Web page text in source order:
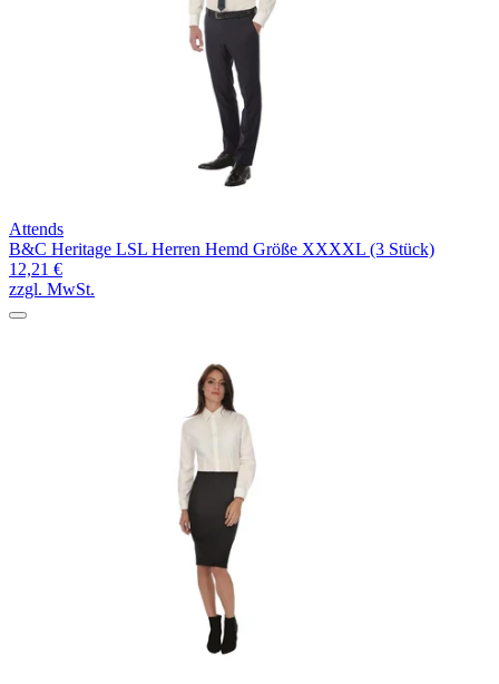
Attends
B&C Heritage LSL Herren Hemd Größe XXXXL (3 Stück)
12,21 €
zzgl. MwSt.